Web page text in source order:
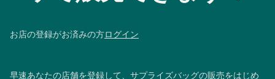
お店の登録がお済みの方 ログイン
早速あなたの店舗を登録して、サプライズバッグの販売をはじめ